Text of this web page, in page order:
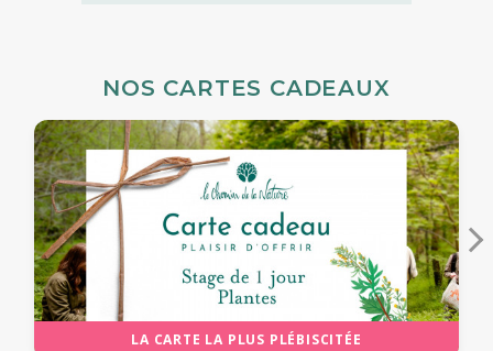
NOS CARTES CADEAUX
LA CARTE LA PLUS PLÉBISCITÉE